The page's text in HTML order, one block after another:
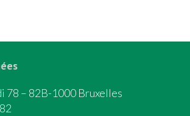
78 – 82B-1000 Bruxelles